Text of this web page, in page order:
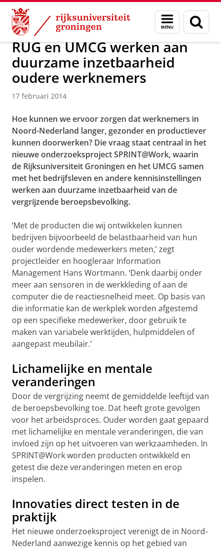
Skip
Content
Skip
Navigation
Menu
en
zoeken
Over ons Actueel Nieuws Nieuwsberichten
RUG en UMCG werken aan
duurzame inzetbaarheid
oudere werknemers
17 februari 2014
Hoe kunnen we ervoor zorgen dat werknemers in
Noord-Nederland langer, gezonder en productiever
kunnen doorwerken? Die vraag staat centraal in het
nieuwe onderzoeksproject SPRINT@Work, waarin
de Rijksuniversiteit Groningen en het UMCG samen
met het bedrijfsleven en andere kennisinstellingen
werken aan duurzame inzetbaarheid van de
vergrijzende beroepsbevolking.
‘Met de producten die wij ontwikkelen kunnen
bedrijven bijvoorbeeld de belastbaarheid van hun
ouder wordende medewerkers meten,’ zegt
projectleider en hoogleraar Information
Management Hans Wortmann. ‘Denk daarbij onder
meer aan sensoren in de werkkleding of aan de
computer die de reactiesnelheid meet. Op basis van
die informatie kan de werkplek worden afgestemd
op een specifieke medewerker, door gebruik te
maken van variabele werktijden, hulpmiddelen of
aangepast meubilair.’
Lichamelijke en mentale
veranderingen
Door de vergrijzing neemt de gemiddelde leeftijd van
de beroepsbevolking toe. Dat heeft grote gevolgen
voor het arbeidsproces. Ouder worden gaat gepaard
met lichamelijke en mentale veranderingen, die van
invloed zijn op het uitvoeren van werkzaamheden. In
SPRINT@Work worden producten ontwikkeld en
getest die deze veranderingen meten en erop
inspelen.
Innovaties direct testen in de
praktijk
Het nieuwe onderzoeksproject verenigt de in Noord-
Nederland aanwezige kennis op het gebied van